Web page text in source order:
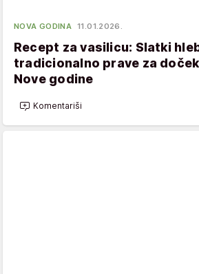
NOVA GODINA 11.01.2026.
Recept za vasilicu: Slatki
tradicionalno prave za
Nove godine
Komentariši